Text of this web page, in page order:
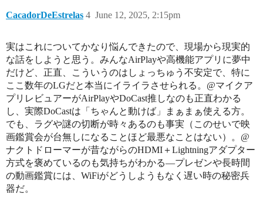
CacadorDeEstrelas June 12, 2025, 2:15pm
4
実はこれについてかなり悩んできたので、現場から現実的
な話をしようと思う。みんなAirPlayや高機能アプリに夢中
だけど、正直、こういうのはしょっちゅう不安定で、特に
ここ数年のLGだと本当にイライラさせられる。@マイクア
プリレビュアーがAirPlayやDoCast推しなのも正直わかる
し、実際DoCastは「ちゃんと動けば」まぁまぁ使える方。
でも、ラグや謎の切断が時々あるのも事実（このせいで映
画鑑賞会が台無しになることほど最悪なことはない）。@
ナクトドローマーが昔ながらのHDMI＋Lightningアダプター
方式を褒めているのも気持ちがわかる―プレゼンや長時間
の動画鑑賞には、WiFiがどうしようもなく遅い時の秘密兵
器だ。